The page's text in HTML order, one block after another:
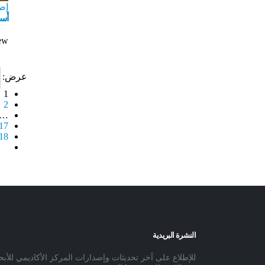
عرض:
1
2
…
17
18
النشرة البريدية
للإطلاع على آخر تحديثات وإصدارات المركز الأكاديمي